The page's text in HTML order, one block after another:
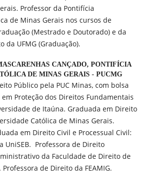
Professor da Pontifícia
de Minas Gerais nos cursos de
(Mestrado e Doutorado) e da
da UFMG (Graduação).
CANÇADO, PONTIFÍCIA
DE MINAS GERAIS - PUCMG
Público pela PUC Minas, com bolsa
em Proteção dos Direitos Fundamentais
de Itaúna. Graduada em Direito
Católica de Minas Gerais.
em Direito Civil e Processual Civil:
UniSEB. Professora de Direito
da Faculdade de Direito de
Professora de Direito da FEAMIG.